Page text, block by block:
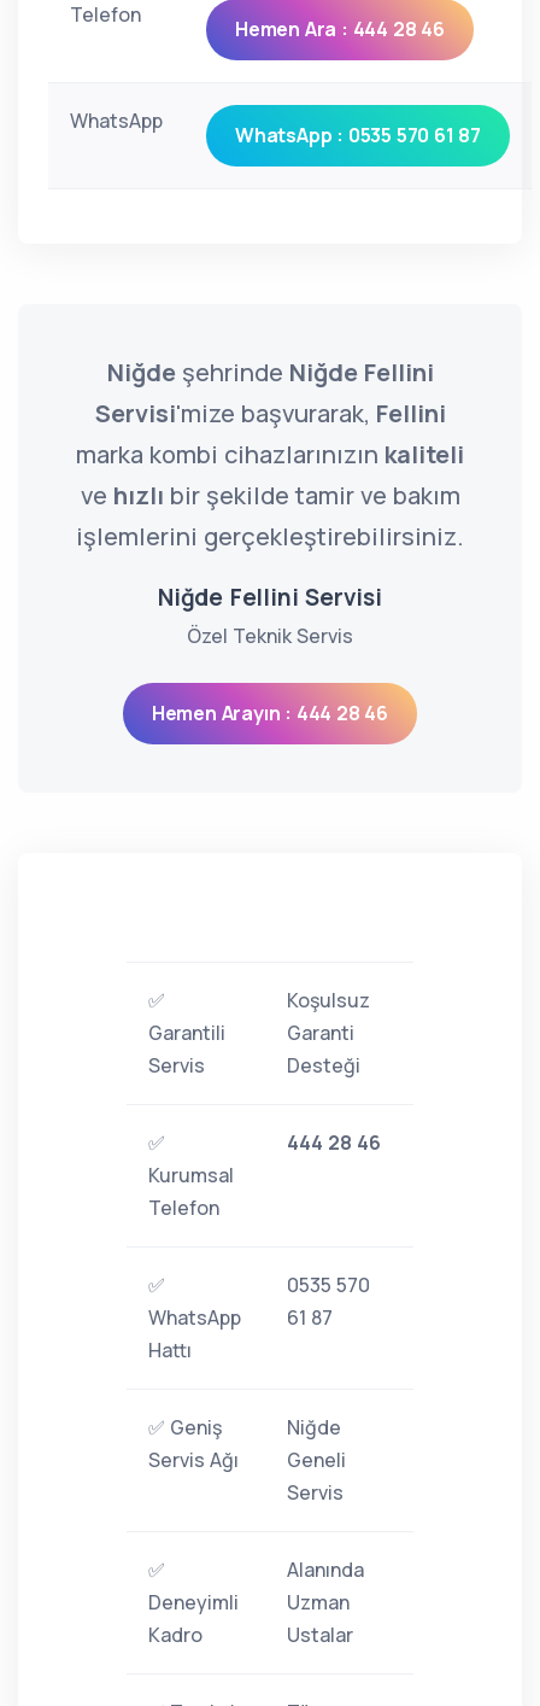
Telefon
Hemen Ara : 444 28 46
WhatsApp
WhatsApp : 0535 570 61 87
Niğdeşehrinde Niğde Fellini
Servisi'mize başvurarak, Fellini
marka kombi cihazlarınızın kaliteli
ve hızlı bir şekilde tamir ve bakım
işlemlerini gerçekleştirebilirsiniz.
Niğde Fellini Servisi
Özel Teknik Servis
Hemen Arayın : 444 28 46
✅
Garantili
Servis
Koşulsuz
Garanti
Desteği
✅
Kurumsal
Telefon
444 28 46
✅
WhatsApp
Hattı
0535 570
61 87
✅ Geniş
Servis Ağı
Niğde
Geneli
Servis
✅
Deneyimli
Kadro
Alanında
Uzman
Ustalar